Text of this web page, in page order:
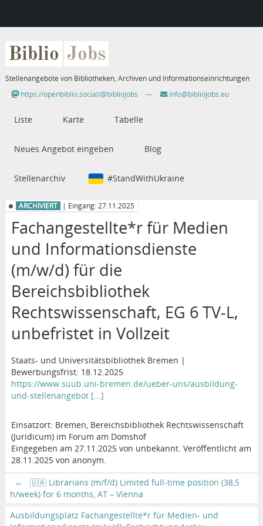
Biblio Jobs
Stellenangebote von Bibliotheken, Archiven und Informationseinrichtungen
https://openbiblio.social/@bibliojobs
— info@bibliojobs.eu
Liste Karte Tabelle
Neues Angebot eingeben Blog
Stellenarchiv #StandWithUkraine
ARCHIVIERT | Eingang: 27.11.2025
Fachangestellte*r für Medien
und Informationsdienste
(m/w/d) für die
Bereichsbibliothek
Rechtswissenschaft, EG 6 TV-L,
unbefristet in Vollzeit
Staats- und Universitätsbibliothek Bremen |
Bewerbungsfrist: 18.12.2025
https://www.suub.uni-bremen.de/ueber-uns/ausbildung-
und-stellenangebot [...]
Einsatzort: Bremen, Bereichsbibliothek Rechtswissenschaft
(Juridicum) im Forum am Domshof
Eingegeben am 27.11.2025 von unbekannt. Veröffentlicht am
28.11.2025 von anonym.
←
🇺🇦 Librarians (m/f/d) Limited full-time position (38,5
h/week) for 6 months, AT – Vienna
Ausbildungsplatz Fachangestellte*r für Medien- und